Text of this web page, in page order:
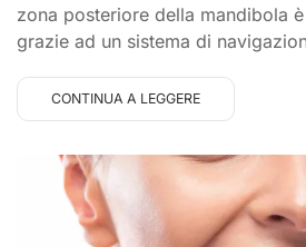
zona posteriore della mandibola
grazie ad un sistema di
CONTINUA A LEGGERE